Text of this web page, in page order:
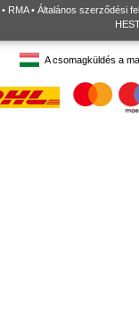
• RMA• Általános szerződési
A csomagküldés a